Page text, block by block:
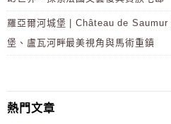
羅亞爾河城堡 | Château de
堡、盧瓦河畔最美視角與馬術重鎮
熱門文章